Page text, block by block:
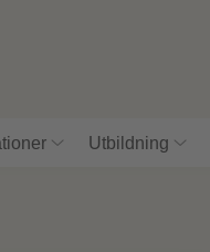
Utbildning